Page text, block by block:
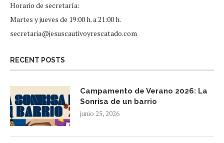
Horario de secretaría:
Martes y jueves de 19:00 h. a 21:00 h.
secretaria@jesuscautivoyrescatado.com
RECENT POSTS
Campamento de Verano 2026: La
Sonrisa de un barrio
junio 25, 2026